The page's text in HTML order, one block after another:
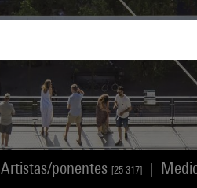
Artistas/ponentes [25 317]